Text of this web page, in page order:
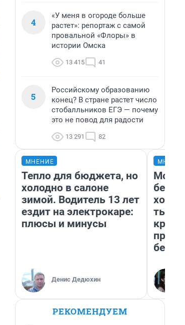
4
«У меня в огороде больше
растет»: репортаж с самой
провальной «Флоры» в
истории Омска
13 415 41
5
Российскому образованию
конец? В стране растет число
стобалльников ЕГЭ — почему
это не повод для радости
13 291 82
МНЕНИЕ
Тепло для бюджета, но
холодно в салоне
зимой. Водитель 13 лет
ездит на электрокаре:
плюсы и минусы
Денис Дедюхин
Мой
РЕКОМЕНДУЕМ